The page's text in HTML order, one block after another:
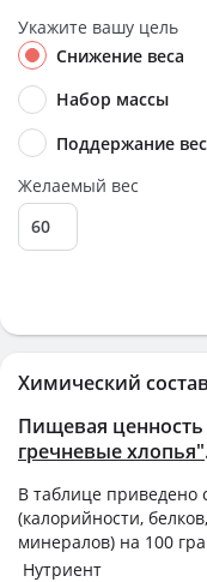
Химический
Пищевая
гречневые хлопья"
В таблице
(калорийности,
минералов) на 100
Нутриент
Укажите вашу цель
Снижение веса
Набор массы
Поддержание
Желаемый вес